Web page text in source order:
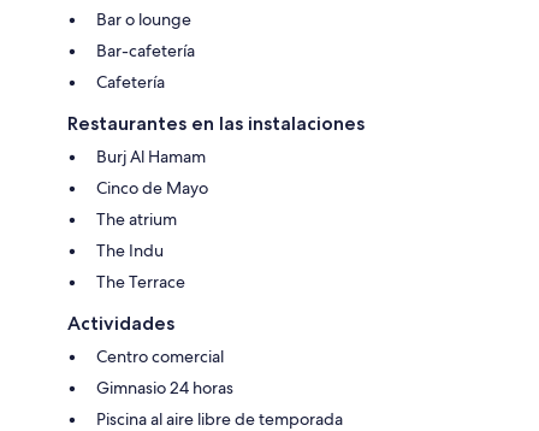
Bar o lounge
Bar-cafetería
Cafetería
Restaurantes en las instalaciones
Burj Al Hamam
Cinco de Mayo
The atrium
The Indu
The Terrace
Actividades
Centro comercial
Gimnasio 24 horas
Piscina al aire libre de temporada